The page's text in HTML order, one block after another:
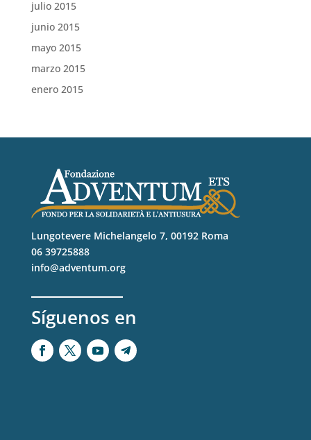
julio 2015
junio 2015
mayo 2015
marzo 2015
enero 2015
Lungotevere Michelangelo 7, 00192 Roma
06 39725888
info@adventum.org
Síguenos en